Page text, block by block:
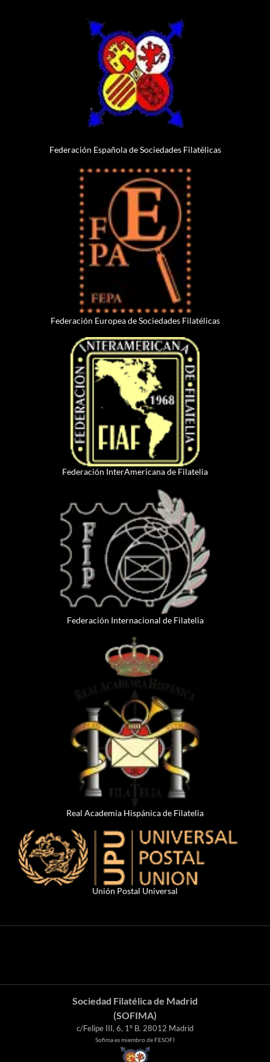
Federación Española de Sociedades Filatélicas
Federación Europea de Sociedades Filatélicas
Federación InterAmericana de Filatelia
Federación Internacional de Filatelia
Real Academia Hispánica de Filatelia
Unión Postal Universal
Sociedad Filatélica de Madrid
(SOFIMA)
c/Felipe III, 6, 1º B. 28012 Madrid
Sofima es miembro de FESOFI